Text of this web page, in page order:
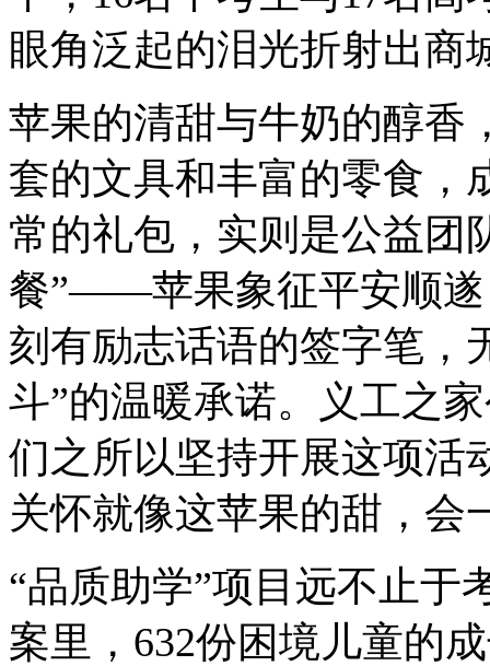
眼角泛起的泪光折射出商
苹果的清甜与牛奶的醇香
套的文具和丰富的零食，
常的礼包，实则是公益团
餐”——苹果象征平安顺遂
刻有励志话语的签字笔，
斗”的温暖承诺。义工之
们之所以坚持开展这项活
关怀就像这苹果的甜，会
“品质助学”项目远不止于
案里，632份困境儿童的